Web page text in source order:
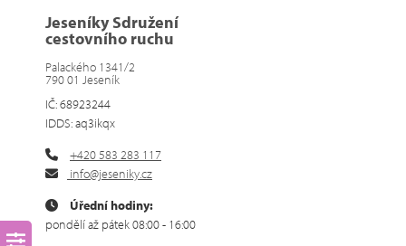
Jeseníky Sdružení
cestovního ruchu
Palackého 1341/2
790 01 Jeseník
IČ: 68923244
IDDS: aq3ikqx
+420 583 283 117
info@jeseniky.cz
Úřední hodiny:
pondělí až pátek 08:00 - 16:00